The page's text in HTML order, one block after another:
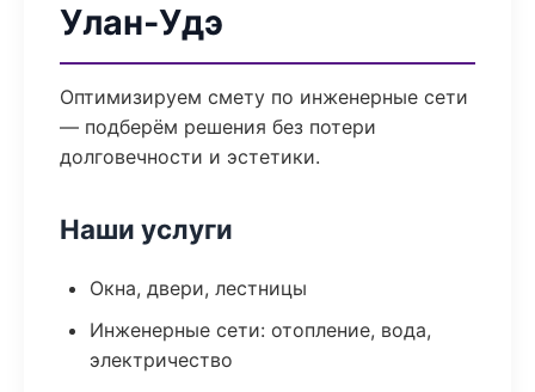
Улан-Удэ
Оптимизируем смету по инженерные сети
— подберём решения без потери
долговечности и эстетики.
Наши услуги
Окна, двери, лестницы
Инженерные сети: отопление, вода,
электричество